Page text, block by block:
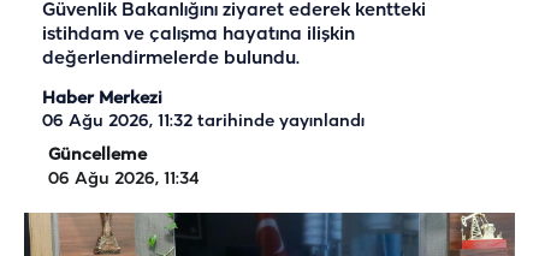
Güvenlik Bakanlığını ziyaret ederek kentteki
istihdam ve çalışma hayatına ilişkin
değerlendirmelerde bulundu.
Haber Merkezi
06 Ağu 2026, 11:32 tarihinde yayınlandı
Güncelleme
06 Ağu 2026, 11:34